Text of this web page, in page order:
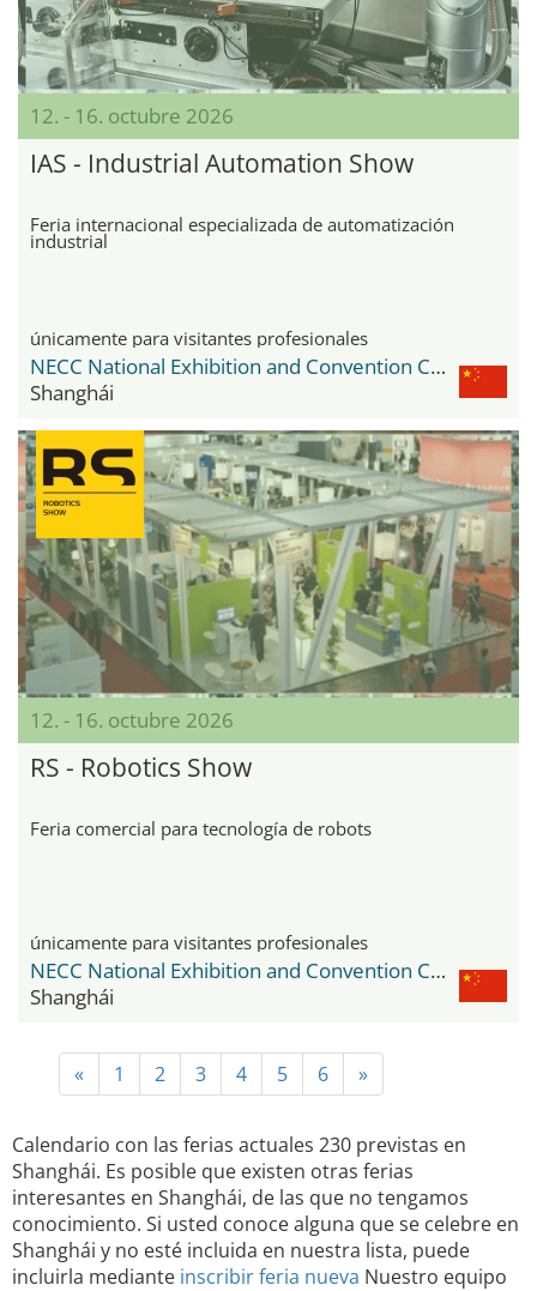
12. - 16. octubre 2026
IAS - Industrial Automation Show
Feria internacional especializada de automatización
industrial
únicamente para visitantes profesionales
NECC National Exhibition and Convention Center
Shanghái
12. - 16. octubre 2026
RS - Robotics Show
Feria comercial para tecnología de robots
únicamente para visitantes profesionales
NECC National Exhibition and Convention Center
Shanghái
« 1 2 3 4 5 6 »
Calendario con las ferias actuales 230 previstas en
Shanghái. Es posible que existen otras ferias
interesantes en Shanghái, de las que no tengamos
conocimiento. Si usted conoce alguna que se celebre en
Shanghái y no esté incluida en nuestra lista, puede
incluirla mediante inscribir feria nueva Nuestro equipo